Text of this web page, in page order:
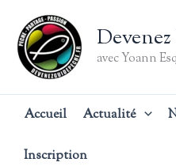
contenu
avec Yoann
Accueil Actualité
Inscription